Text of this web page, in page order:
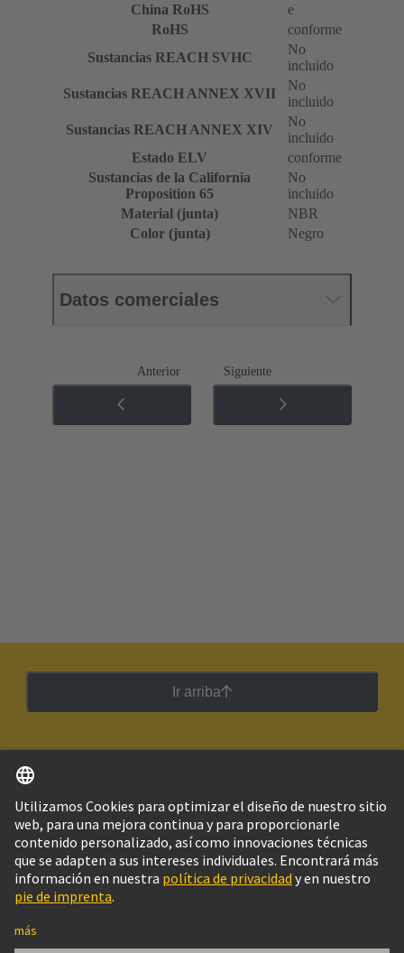
China RoHS
e
RoHS
conforme
Sustancias REACH SVHC
No
incluido
Sustancias REACH ANNEX XVII
No
incluido
Sustancias REACH ANNEX XIV
No
incluido
Estado ELV
conforme
Sustancias de la California
Proposition 65
No
incluido
Material (junta)
NBR
Color (junta)
Negro
Datos comerciales
Anterior Siguiente
Ir arriba
Argentina Español
© Grupo Tecnológico HARTING
Configuración de cookies